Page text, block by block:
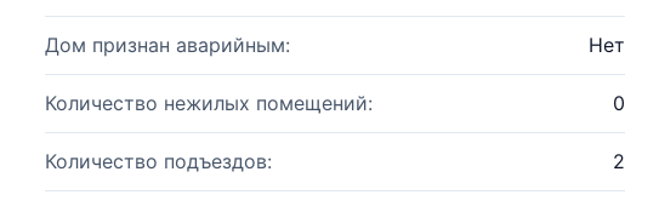
Дом признан аварийным: Нет
Количество нежилых помещений: 0
Количество подъездов: 2